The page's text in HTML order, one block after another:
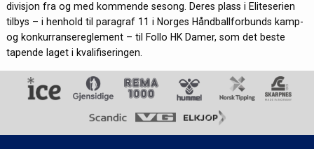
divisjon fra og med kommende sesong. Deres plass i Eliteserien
tilbys – i henhold til paragraf 11 i Norges Håndballforbunds kamp-
og konkurransereglement – til Follo HK Damer, som det beste
tapende laget i kvalifiseringen.